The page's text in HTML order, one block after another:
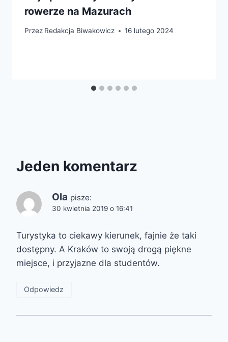
rowerze na Mazurach
Przez Redakcja Biwakowicz 16 lutego 2024
Jeden komentarz
Ola pisze:
30 kwietnia 2019 o 16:41
Turystyka to ciekawy kierunek, fajnie że taki
dostępny. A Kraków to swoją drogą piękne
miejsce, i przyjazne dla studentów.
Odpowiedz